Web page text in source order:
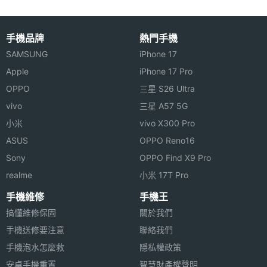
存空間
主相機
畫素
感光元
件
主相機
主相機
LED補
光燈
自動對
手機品牌
SAMSUNG
Apple
OPPO
vivo
小米
ASUS
Sony
realme
熱門手機
iPhone 17
iPhone 17 Pro
三星 S26 Ultra
三星 A57 5G
vivo X300 Pro
OPPO Reno16
OPPO Find X9 Pro
小米 17T Pro
手機維修
搞懂維修保固
手機送修要注意
手機泡水怎麼救
安卓手機重置
手機王
關於我們
聯絡我們
隱私權政策
智慧財產權聲明